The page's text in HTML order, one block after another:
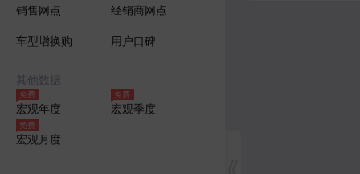
销售网点
经销商网点
车型增换购
用户口碑
其他数据
宏观年度
宏观季度
宏观月度